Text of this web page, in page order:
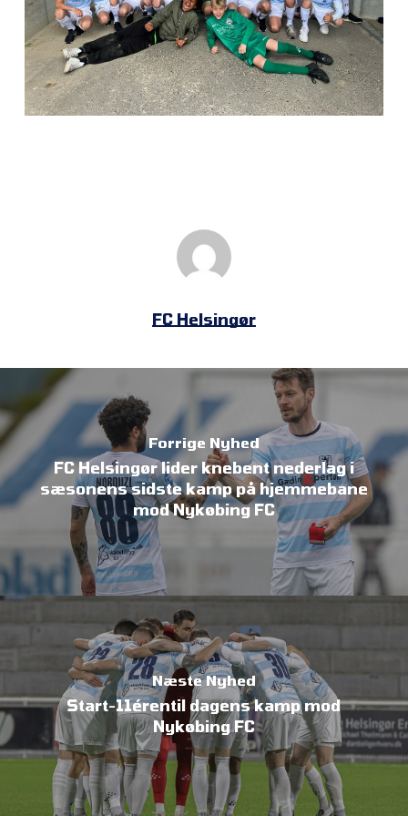
FC Helsingør
Forrige Nyhed
FC Helsingør lider knebent nederlag i
sæsonens sidste kamp på hjemmebane
mod Nykøbing FC
Næste Nyhed
Start-11érentil dagens kamp mod
Nykøbing FC